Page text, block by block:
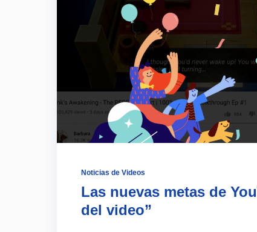
Noticias de Videos
Las nuevas metas de
del video”